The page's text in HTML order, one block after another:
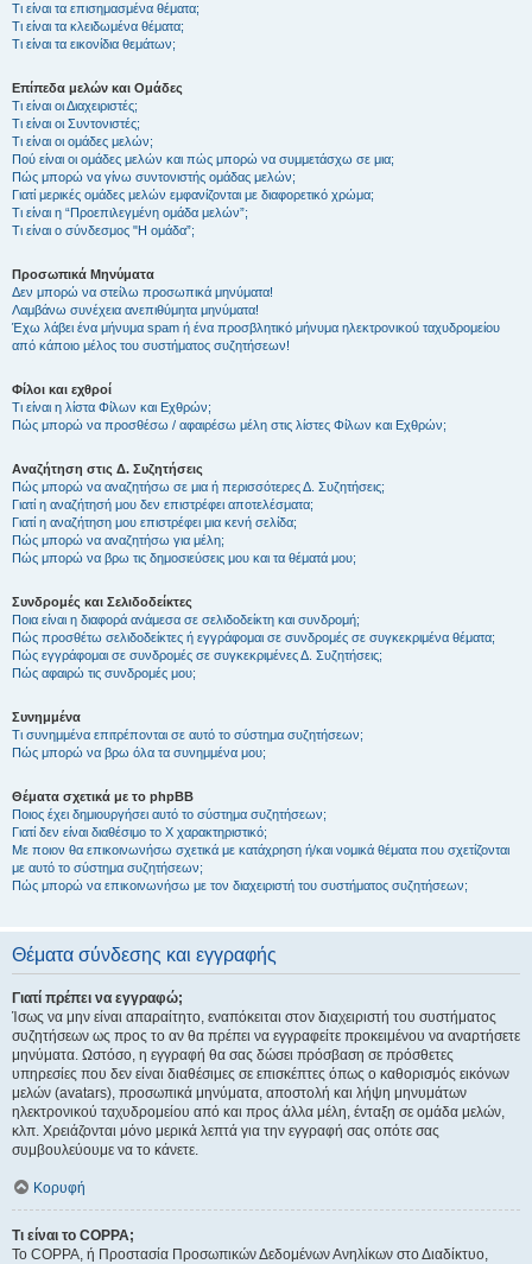
Τι είναι τα επισημασμένα θέματα;
Τι είναι τα κλειδωμένα θέματα;
Τι είναι τα εικονίδια θεμάτων;
Επίπεδα μελών και Ομάδες
Τι είναι οι Διαχειριστές;
Τι είναι οι Συντονιστές;
Τι είναι οι ομάδες μελών;
Πού είναι οι ομάδες μελών και πώς μπορώ να συμμετάσχω σε μια;
Πώς μπορώ να γίνω συντονιστής ομάδας μελών;
Γιατί μερικές ομάδες μελών εμφανίζονται με διαφορετικό χρώμα;
Τι είναι η “Προεπιλεγμένη ομάδα μελών”;
Τι είναι ο σύνδεσμος "Η ομάδα”;
Προσωπικά Μηνύματα
Δεν μπορώ να στείλω προσωπικά μηνύματα!
Λαμβάνω συνέχεια ανεπιθύμητα μηνύματα!
Έχω λάβει ένα μήνυμα spam ή ένα προσβλητικό μήνυμα ηλεκτρονικού ταχυδρομείου
από κάποιο μέλος του συστήματος συζητήσεων!
Φίλοι και εχθροί
Τι είναι η λίστα Φίλων και Εχθρών;
Πώς μπορώ να προσθέσω / αφαιρέσω μέλη στις λίστες Φίλων και Εχθρών;
Αναζήτηση στις Δ. Συζητήσεις
Πώς μπορώ να αναζητήσω σε μια ή περισσότερες Δ. Συζητήσεις;
Γιατί η αναζήτησή μου δεν επιστρέφει αποτελέσματα;
Γιατί η αναζήτηση μου επιστρέφει μια κενή σελίδα;
Πώς μπορώ να αναζητήσω για μέλη;
Πώς μπορώ να βρω τις δημοσιεύσεις μου και τα θέματά μου;
Συνδρομές και Σελιδοδείκτες
Ποια είναι η διαφορά ανάμεσα σε σελιδοδείκτη και συνδρομή;
Πώς προσθέτω σελιδοδείκτες ή εγγράφομαι σε συνδρομές σε συγκεκριμένα θέματα;
Πώς εγγράφομαι σε συνδρομές σε συγκεκριμένες Δ. Συζητήσεις;
Πώς αφαιρώ τις συνδρομές μου;
Συνημμένα
Τι συνημμένα επιτρέπονται σε αυτό το σύστημα συζητήσεων;
Πώς μπορώ να βρω όλα τα συνημμένα μου;
Θέματα σχετικά με το phpBB
Ποιος έχει δημιουργήσει αυτό το σύστημα συζητήσεων;
Γιατί δεν είναι διαθέσιμο το Χ χαρακτηριστικό;
Με ποιον θα επικοινωνήσω σχετικά με κατάχρηση ή/και νομικά θέματα που σχετίζονται
με αυτό το σύστημα συζητήσεων;
Πώς μπορώ να επικοινωνήσω με τον διαχειριστή του συστήματος συζητήσεων;
Θέματα σύνδεσης και εγγραφής
Γιατί πρέπει να εγγραφώ;
Ίσως να μην είναι απαραίτητο, εναπόκειται στον διαχειριστή του συστήματος
συζητήσεων ως προς το αν θα πρέπει να εγγραφείτε προκειμένου να αναρτήσετε
μηνύματα. Ωστόσο, η εγγραφή θα σας δώσει πρόσβαση σε πρόσθετες
υπηρεσίες που δεν είναι διαθέσιμες σε επισκέπτες όπως ο καθορισμός εικόνων
μελών (avatars), προσωπικά μηνύματα, αποστολή και λήψη μηνυμάτων
ηλεκτρονικού ταχυδρομείου από και προς άλλα μέλη, ένταξη σε ομάδα μελών,
κλπ. Χρειάζονται μόνο μερικά λεπτά για την εγγραφή σας οπότε σας
συμβουλεύουμε να το κάνετε.
Κορυφή
Τι είναι το COPPA;
Το COPPA, ή Προστασία Προσωπικών Δεδομένων Ανηλίκων στο Διαδίκτυο,